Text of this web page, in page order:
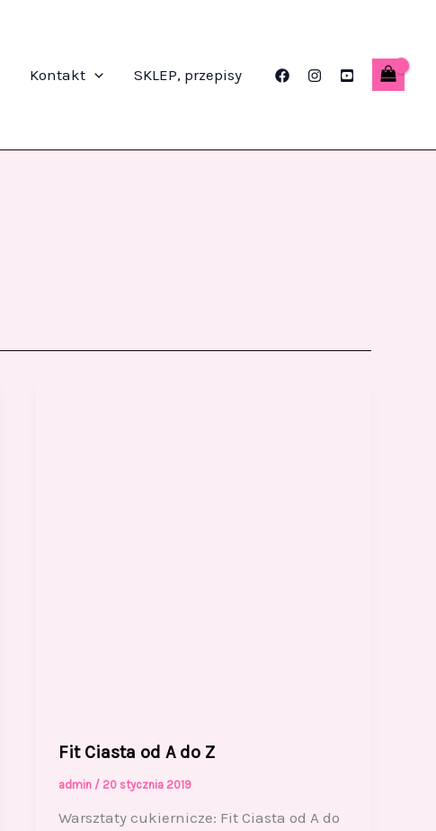
Kontakt SKLEP, przepisy
Fit Ciasta od A do Z
admin / 20 stycznia 2019
Warsztaty cukiernicze: Fit Ciasta od A do